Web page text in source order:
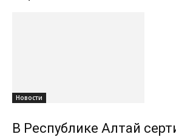
Новости
В Республике Алтай